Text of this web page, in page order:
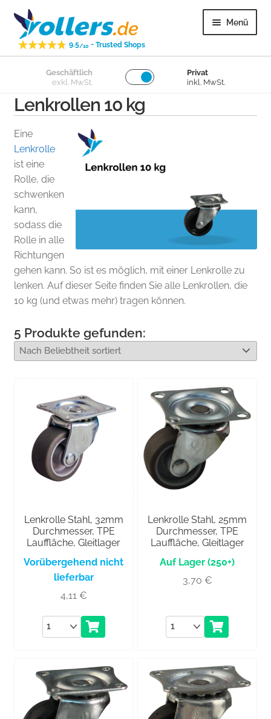
Zur
Navigation
springen
Zum
Inhalt
springen
9.5/10 - Trusted Shops
Menü
Lenkrollen
Bockrollen
Lose Räder
Überige
Kundenservice
Geschäftlich
exkl. MwSt.
Privat
inkl. MwSt.
Lenkrollen 10 kg
Eine
Lenkrolle
ist eine
Rolle, die
schwenken
kann,
sodass die
Rolle in alle
Richtungen
gehen kann. So ist es möglich, mit einer Lenkrolle zu
lenken. Auf dieser Seite finden Sie alle Lenkrollen, die
10 kg (und etwas mehr) tragen können.
5 Produkte gefunden:
Lenkrolle Stahl, 32mm
Durchmesser, TPE
Lauffläche, Gleitlager
Vorübergehend nicht
lieferbar
4,11 €
Anzahl
Lenkrolle Stahl, 25mm
Durchmesser, TPE
Lauffläche, Gleitlager
(250+)
3,70 €
Anzahl